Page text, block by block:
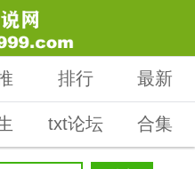
排行 最新
txt论坛 合集